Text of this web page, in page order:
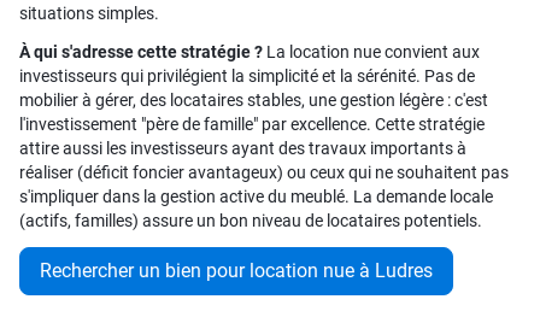
situations simples.
À qui s'adresse cette stratégie ? La location nue convient aux
investisseurs qui privilégient la simplicité et la sérénité. Pas de
mobilier à gérer, des locataires stables, une gestion légère : c'est
l'investissement "père de famille" par excellence. Cette stratégie
attire aussi les investisseurs ayant des travaux importants à
réaliser (déficit foncier avantageux) ou ceux qui ne souhaitent pas
s'impliquer dans la gestion active du meublé. La demande locale
(actifs, familles) assure un bon niveau de locataires potentiels.
Rechercher un bien pour location nue à Ludres